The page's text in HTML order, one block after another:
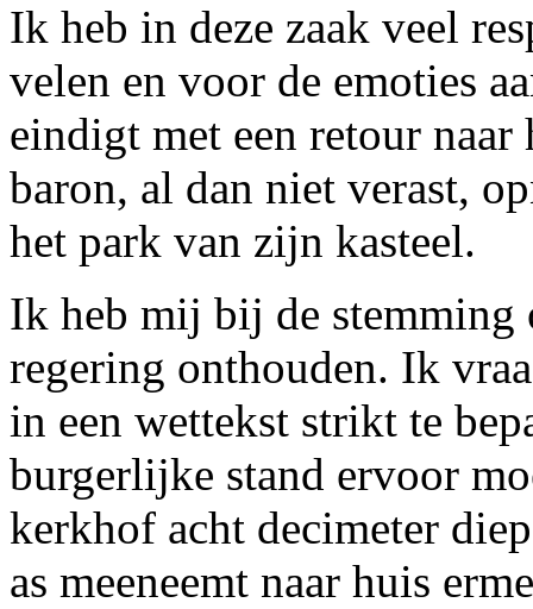
Ik heb in deze zaak veel
velen en voor de emoties
eindigt met een retour
baron, al dan niet verast,
het park van zijn kasteel.
Ik heb mij bij de stemming
regering onthouden. Ik
in een wettekst strikt te
burgerlijke stand ervoor
kerkhof acht decimeter
as meeneemt naar huis